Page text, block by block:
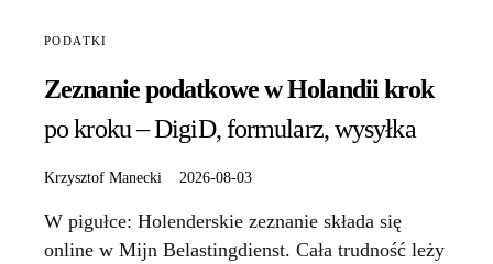
PODATKI
Zeznanie podatkowe w Holandii krok
po kroku – DigiD, formularz, wysyłka
Krzysztof Manecki 2026-08-03
W pigułce: Holenderskie zeznanie składa się
online w Mijn Belastingdienst. Cała trudność leży